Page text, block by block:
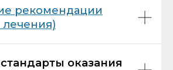
рекомендации
лечения)
оказания